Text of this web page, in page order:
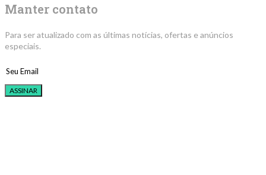
Manter contato
Para ser atualizado com as últimas notícias, ofertas e anúncios
especiais.
ASSINAR